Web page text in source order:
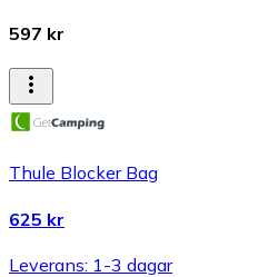
597 kr
Thule Blocker Bag
625 kr
Leverans: 1-3 dagar